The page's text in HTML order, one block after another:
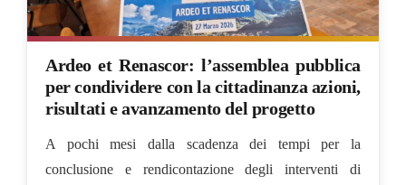
Ardeo et Renascor: l’assemblea pubblica
per condividere con la cittadinanza azioni,
risultati e avanzamento del progetto
A pochi mesi dalla scadenza dei tempi per la
conclusione e rendicontazione degli interventi di